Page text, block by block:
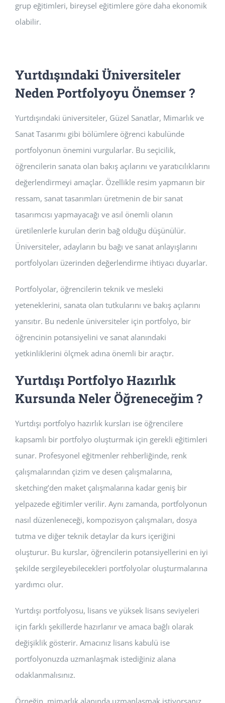
grup eğitimleri, bireysel eğitimlere göre daha ekonomik
olabilir.
Yurtdışındaki Üniversiteler
Neden Portfolyoyu Önemser ?
Yurtdışındaki üniversiteler, Güzel Sanatlar, Mimarlık ve
Sanat Tasarımı gibi bölümlere öğrenci kabulünde
portfolyonun önemini vurgularlar. Bu seçicilik,
öğrencilerin sanata olan bakış açılarını ve yaratıcılıklarını
değerlendirmeyi amaçlar. Özellikle resim yapmanın bir
ressam, sanat tasarımları üretmenin de bir sanat
tasarımcısı yapmayacağı ve asıl önemli olanın
üretilenlerle kurulan derin bağ olduğu düşünülür.
Üniversiteler, adayların bu bağı ve sanat anlayışlarını
portfolyoları üzerinden değerlendirme ihtiyacı duyarlar.
Portfolyolar, öğrencilerin teknik ve mesleki
yeteneklerini, sanata olan tutkularını ve bakış açılarını
yansıtır. Bu nedenle üniversiteler için portfolyo, bir
öğrencinin potansiyelini ve sanat alanındaki
yetkinliklerini ölçmek adına önemli bir araçtır.
Yurtdışı Portfolyo Hazırlık
Kursunda Neler Öğreneceğim ?
Yurtdışı portfolyo hazırlık kursları ise öğrencilere
kapsamlı bir portfolyo oluşturmak için gerekli eğitimleri
sunar. Profesyonel eğitmenler rehberliğinde, renk
çalışmalarından çizim ve desen çalışmalarına,
sketching’den maket çalışmalarına kadar geniş bir
yelpazede eğitimler verilir. Aynı zamanda, portfolyonun
nasıl düzenleneceği, kompozisyon çalışmaları, dosya
tutma ve diğer teknik detaylar da kurs içeriğini
oluşturur. Bu kurslar, öğrencilerin potansiyellerini en iyi
şekilde sergileyebilecekleri portfolyolar oluşturmalarına
yardımcı olur.
Yurtdışı portfolyosu, lisans ve yüksek lisans seviyeleri
için farklı şekillerde hazırlanır ve amaca bağlı olarak
değişiklik gösterir. Amacınız lisans kabulü ise
portfolyonuzda uzmanlaşmak istediğiniz alana
odaklanmalısınız.